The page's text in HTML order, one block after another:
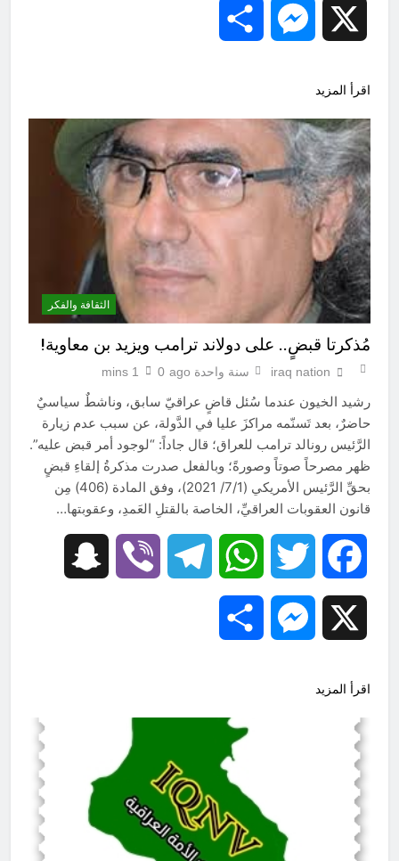
Messenger
اقرأ المزيد
الثقافة والفكر
مُذكرتا قبضٍ.. على دولاند ترامب ويزيد بن معاوية!
iraq nation سنة واحدة ago 0
1 mins
رشيد الخيون عندما سُئل قاضٍ عراقيّ سابق، وناشطٌ سياسيٌ
حاضرٌ، بعد تَسنّمه مراكزَ عليا في الدَّولة، عن سبب عدم زيارة
الرَّئيس رونالد ترامب للعراق؛ قال جاداً: “لوجود أمر قبض عليه”.
ظهر مصرحاً صوتاً وصورةً؛ وبالفعل صدرت مذكرةُ إلقاءِ قبضٍ
بحقِّ الرَّئيس الأمريكي (7/1/ 2021)، وفق المادة (406) مِن
قانون العقوبات العراقيِّ، الخاصة بالقتلِ العَمدِ، وعقوبتها…
Facebook
Twitter
WhatsApp
Telegram
Viber
Messenger
اقرأ المزيد